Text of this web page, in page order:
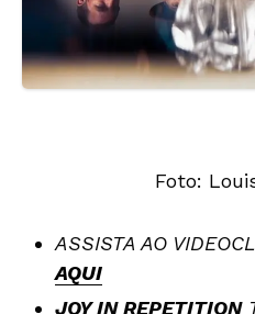
Foto:
ASSISTA AO
AQUI
JOY IN REPETITION